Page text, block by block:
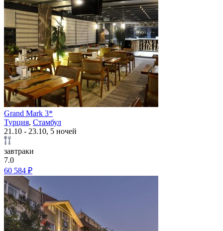
Grand Mark 3*
Турция, Стамбул
21.10 - 23.10, 5 ночей
завтраки
7.0
60 584 ₽